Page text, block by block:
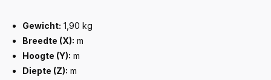
Gewicht: 1,90 kg
Breedte (X): m
Hoogte (Y): m
Diepte (Z): m